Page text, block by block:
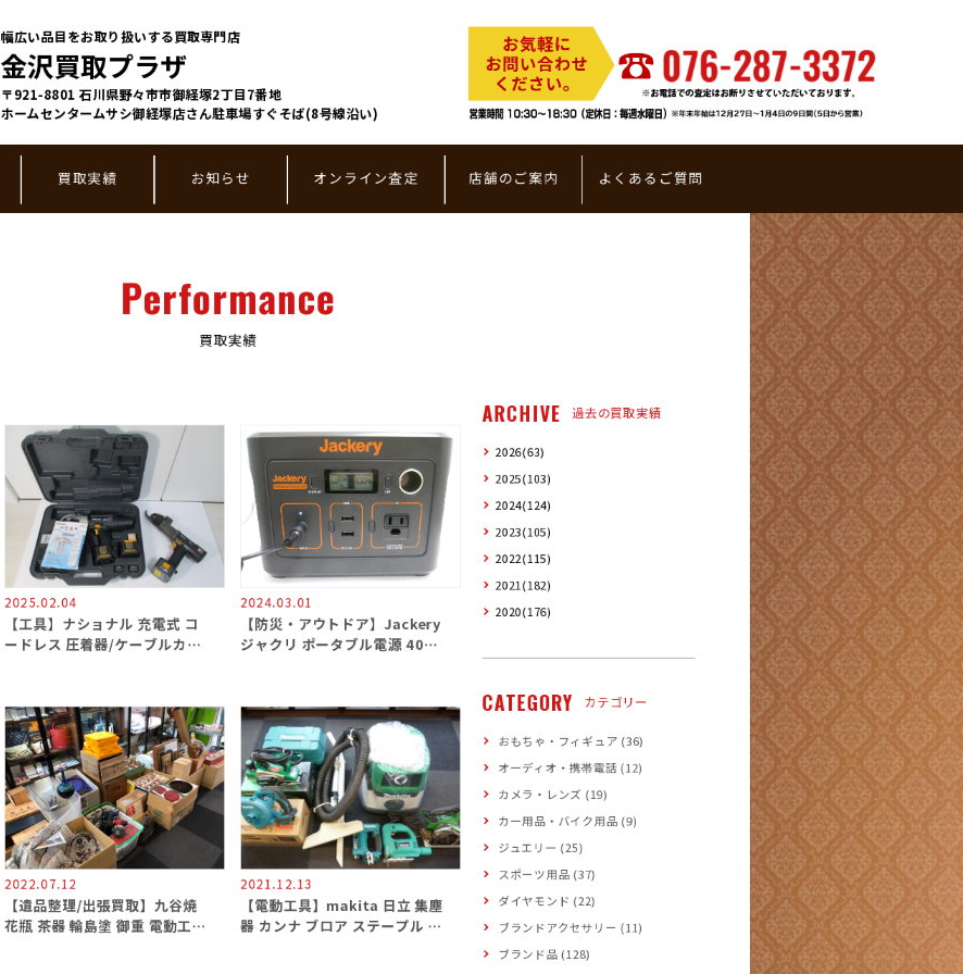
幅広い品目をお取り扱いする買取専門店
金沢買取プラザ
〒921-8801 ⽯川県野々市市御経塚2丁⽬7番地
ホームセンタームサシ御経塚店さん駐車場すぐそば(8号線沿い)
買取実績 お知らせ オンライン査定 店舗のご案内 よくあるご質問
Performance
買取実績
2025.02.04
【工具】ナショナル 充電式 コ
ードレス 圧着器/ケーブルカッ
2024.03.01
【防災・アウトドア】Jackery
ジャクリ ポータブル電源 400
2022.07.12
【遺品整理/出張買取】九谷焼
花瓶 茶器 輪島塗 御重 電動工具
2021.12.13
【電動工具】makita 日立 集塵
器 カンナ ブロア ステープル 買
ARCHIVE 過去の買取実績
2026(63)
2025(103)
2024(124)
2023(105)
2022(115)
2021(182)
2020(176)
CATEGORY カテゴリー
おもちゃ・フィギュア (36)
オーディオ・携帯電話 (12)
カメラ・レンズ (19)
カー用品・バイク用品 (9)
ジュエリー (25)
スポーツ用品 (37)
ダイヤモンド (22)
ブランドアクセサリー (11)
ブランド品 (128)